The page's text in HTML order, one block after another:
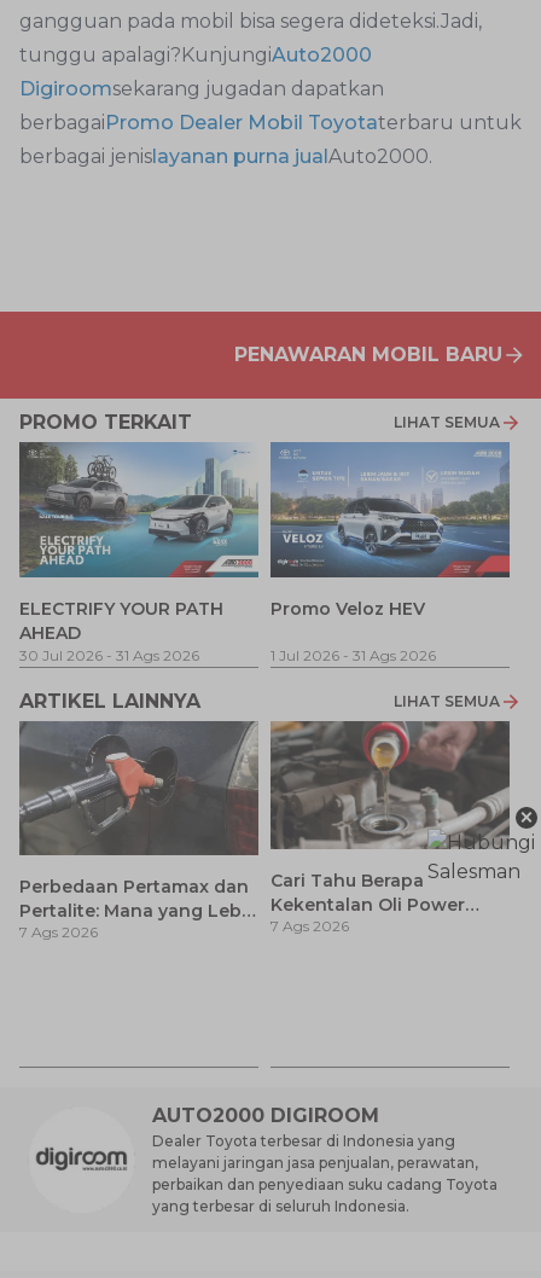
gangguan pada mobil bisa segera dideteksi.Jadi,
tunggu apalagi?KunjungiAuto2000
Digiroomsekarang jugadan dapatkan
berbagai Promo Dealer Mobil Toyotaterbaru untuk
berbagai jenis layanan purna jual Auto2000.
PENAWARAN MOBIL BARU
PROMO TERKAIT LIHAT SEMUA
ELECTRIFY YOUR PATH
AHEAD
30 Jul 2026 - 31 Ags 2026
Promo Veloz HEV
1 Jul 2026 - 31 Ags 2026
ARTIKEL LAINNYA LIHAT SEMUA
Perbedaan Pertamax dan
Pertalite: Mana yang Lebih
Baik untuk Mobil Toyota
7 Ags 2026
Cari Tahu Berapa
Kekentalan Oli Power
Steering dan Tips
7 Ags 2026
AUTO2000 DIGIROOM
Dealer Toyota terbesar di Indonesia yang
melayani jaringan jasa penjualan, perawatan,
perbaikan dan penyediaan suku cadang Toyota
yang terbesar di seluruh Indonesia.
×